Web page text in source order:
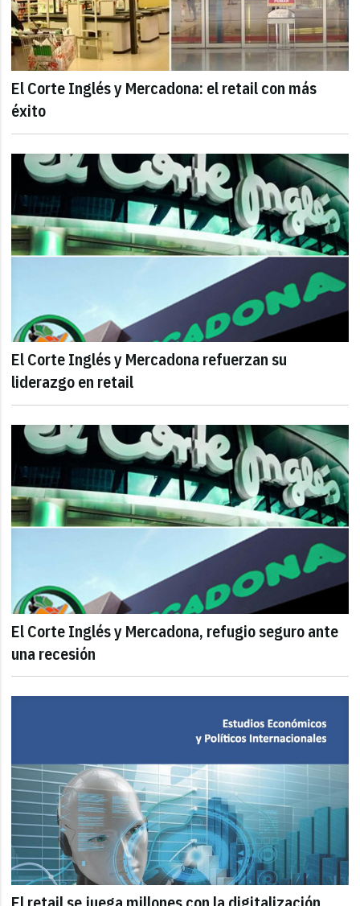
El Corte Inglés y Mercadona: el retail con más
éxito
El Corte Inglés y Mercadona refuerzan su
liderazgo en retail
El Corte Inglés y Mercadona, refugio seguro ante
una recesión